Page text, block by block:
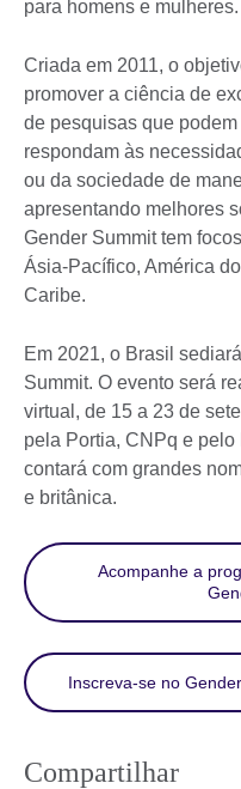
para homens e mulheres.
Criada em 2011, o
promover a ciência de
de pesquisas que
respondam às
ou da sociedade de
apresentando melhores
Gender Summit tem
Ásia-Pacífico, América
Caribe.
Em 2021, o Brasil
Summit. O evento será
virtual, de 15 a 23 de
pela Portia, CNPq e
contará com grandes
e britânica.
Acompanhe a
Inscreva-se no
Compartilhar